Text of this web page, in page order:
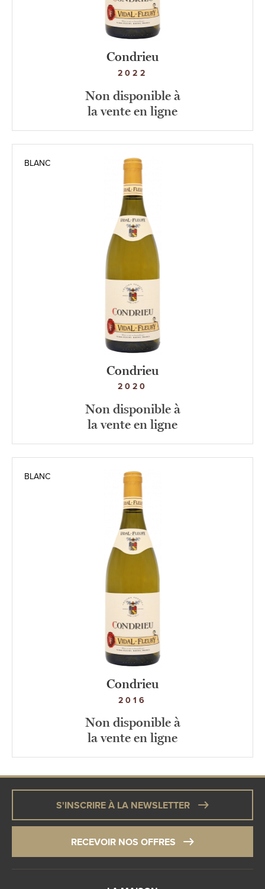
Condrieu
2022
Non disponible à
la vente en ligne
BLANC
Condrieu
2020
Non disponible à
la vente en ligne
BLANC
Condrieu
2016
Non disponible à
la vente en ligne
S'INSCRIRE À LA NEWSLETTER
RECEVOIR NOS OFFRES